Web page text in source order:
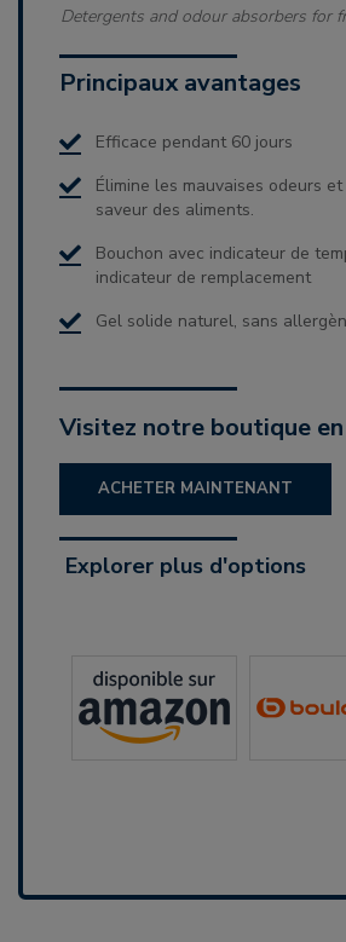
Detergents and odour absorbers for
Principaux avantages
Efficace pendant 60 jours
Élimine les mauvaises odeurs
saveur des aliments.
Bouchon avec indicateur de
indicateur de remplacement
Gel solide naturel, sans
Visitez notre boutique
ACHETER MAINTENANT
Explorer plus d'options